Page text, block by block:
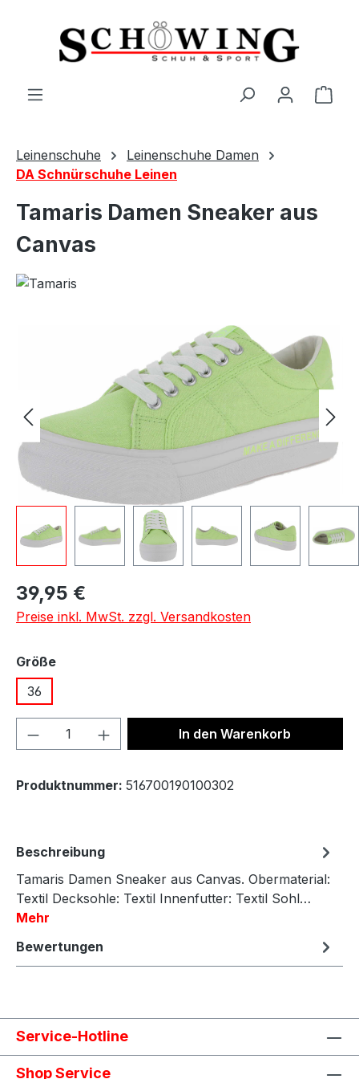
Zum Hauptinhalt springen
Leinenschuhe
Leinenschuhe Damen
DA Schnürschuhe Leinen
Tamaris Damen Sneaker aus
Canvas
Regulärer Preis:
39,95 €
Preise inkl. MwSt. zzgl. Versandkosten
Größeauswählen
36
Produkt Anzahl: Gib denIn den Warenkorb
Produktnummer: 516700190100302
Beschreibung
Tamaris Damen Sneaker aus Canvas. Obermaterial:
Textil Decksohle: Textil Innenfutter: Textil Sohl…
Mehr
Bewertungen
Service-Hotline
Shop Service